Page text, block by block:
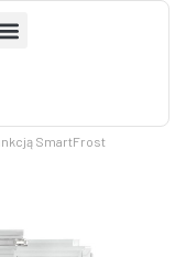
SmartFrost